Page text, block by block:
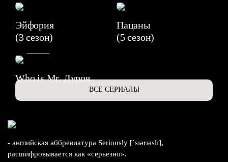
Эйфория
(3 сезон)
Пацаны
(5 сезон)
Who is Mr. Дуров
ВСЕ СЕРИАЛЫ
- английская аббревиатура Seriously [ˈsɪərɪəslɪ],
расшифровывается как «серьезно».